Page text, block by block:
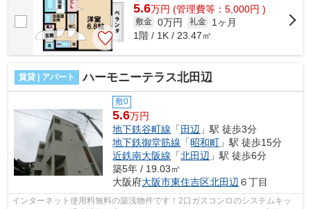
5.6万円 (管理費等：5,000円 )
敷金 0万円 礼金
1ヶ月
1階 / 1K / 23.47㎡
賃貸 | アパート ハーモニーテラス北田辺
敷0
5.6万円
地下鉄谷町線 「 田辺 」駅 徒歩3分
地下鉄御堂筋線 「昭和町 」駅 徒歩15分
近鉄南大阪線 「北田辺 」駅 徒歩6分
築5年 / 19.03㎡
大阪府大阪市東住吉区北田辺 ６丁目
インターネット使用料無料の築浅物件です！2口ガスコンロのシステムキッ